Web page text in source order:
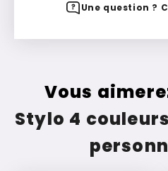
Une question ?
Vous
Stylo 4